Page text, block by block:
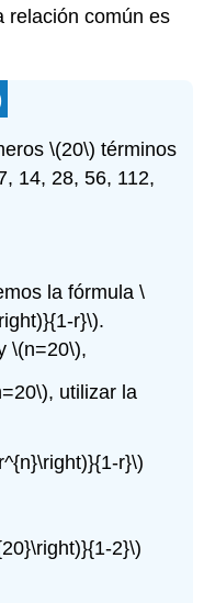
relación común es
\(20\) términos
14, 28, 56, 112,
la fórmula\
r}\).
\(n=20\),
, utilizar la
r}\)
2}\)